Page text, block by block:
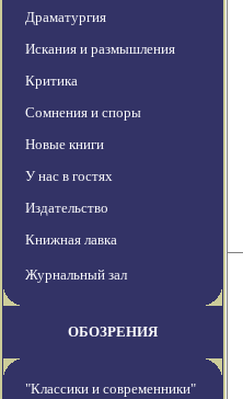
Драматургия
Искания и размышления
Критика
Сомнения и споры
Новые книги
У нас в гостях
Издательство
Книжная лавка
Журнальный зал
ОБОЗРЕНИЯ
"Классики и современники"